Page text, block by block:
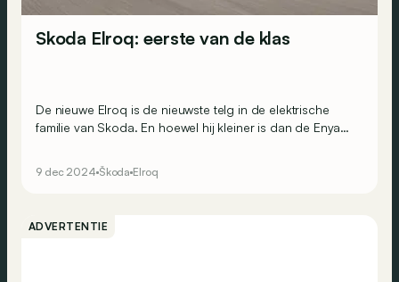
Skoda Elroq: eerste van de klas
De nieuwe Elroq is de nieuwste telg in de elektrische
familie van Skoda. En hoewel hij kleiner is dan de Enyaq,
kunnen overschaduwen…
9 dec 2024 Škoda Elroq
ADVERTENTIE